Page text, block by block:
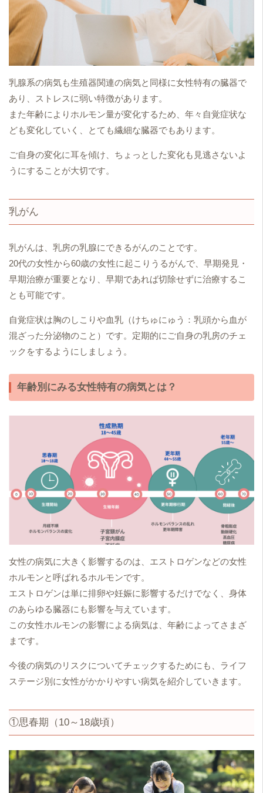
乳腺系の病気も生殖器関連の病気と同様に女性特有の臓器で
あり、ストレスに弱い特徴があります。
また年齢によりホルモン量が変化するため、年々自覚症状な
ども変化していく、とても繊細な臓器でもあります。
ご自身の変化に耳を傾け、ちょっとした変化も見逃さないよ
うにすることが大切です。
乳がん
乳がんは、乳房の乳腺にできるがんのことです。
20代の女性から60歳の女性に起こりうるがんで、早期発見・
早期治療が重要となり、早期であれば切除せずに治療するこ
とも可能です。
自覚症状は胸のしこりや血乳（けちゅにゅう：乳頭から血が
混ざった分泌物のこと）です。定期的にご自身の乳房のチェ
ックをするようにしましょう。
年齢別にみる女性特有の病気とは？
女性の病気に大きく影響するのは、エストロゲンなどの女性
ホルモンと呼ばれるホルモンです。
エストロゲンは単に排卵や妊娠に影響するだけでなく、身体
のあらゆる臓器にも影響を与えています。
この女性ホルモンの影響による病気は、年齢によってさまざ
まです。
今後の病気のリスクについてチェックするためにも、ライフ
ステージ別に女性がかかりやすい病気を紹介していきます。
①思春期（10～18歳頃）